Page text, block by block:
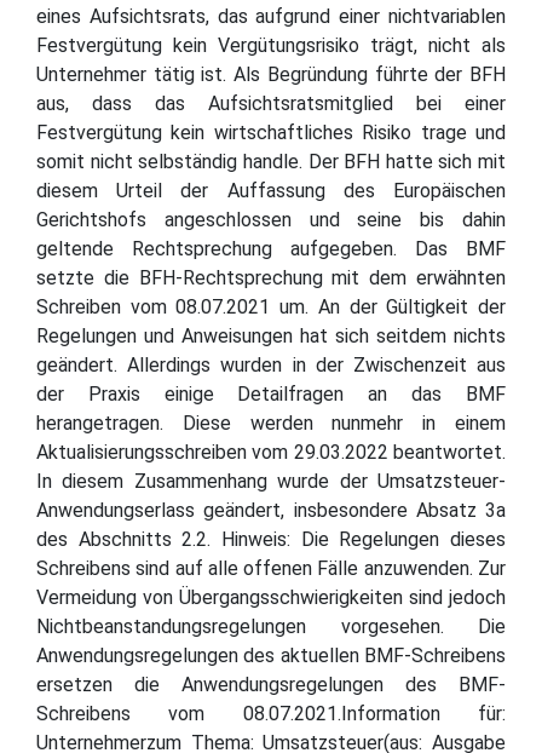
eines Aufsichtsrats, das aufgrund einer nichtvariablen
Festvergütung kein Vergütungsrisiko trägt, nicht als
Unternehmer tätig ist. Als Begründung führte der BFH
aus, dass das Aufsichtsratsmitglied bei einer
Festvergütung kein wirtschaftliches Risiko trage und
somit nicht selbständig handle. Der BFH hatte sich mit
diesem Urteil der Auffassung des Europäischen
Gerichtshofs angeschlossen und seine bis dahin
geltende Rechtsprechung aufgegeben. Das BMF
setzte die BFH-Rechtsprechung mit dem erwähnten
Schreiben vom 08.07.2021 um. An der Gültigkeit der
Regelungen und Anweisungen hat sich seitdem nichts
geändert. Allerdings wurden in der Zwischenzeit aus
der Praxis einige Detailfragen an das BMF
herangetragen. Diese werden nunmehr in einem
Aktualisierungsschreiben vom 29.03.2022 beantwortet.
In diesem Zusammenhang wurde der Umsatzsteuer-
Anwendungserlass geändert, insbesondere Absatz 3a
des Abschnitts 2.2. Hinweis: Die Regelungen dieses
Schreibens sind auf alle offenen Fälle anzuwenden. Zur
Vermeidung von Übergangsschwierigkeiten sind jedoch
Nichtbeanstandungsregelungen vorgesehen. Die
Anwendungsregelungen des aktuellen BMF-Schreibens
ersetzen die Anwendungsregelungen des BMF-
Schreibens vom 08.07.2021.Information für:
Unternehmerzum Thema: Umsatzsteuer(aus: Ausgabe